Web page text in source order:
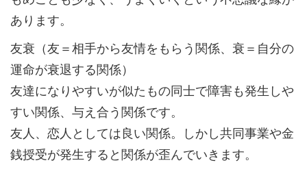
あります。
友衰（友＝相手から友情をもらう関係、衰＝自分の
運命が衰退する関係）
友達になりやすいが似たもの同士で障害も発生しや
すい関係、与え合う関係です。
友人、恋人としては良い関係。しかし共同事業や金
銭授受が発生すると関係が歪んでいきます。